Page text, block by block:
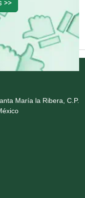
>>
María la Ribera, C.P.